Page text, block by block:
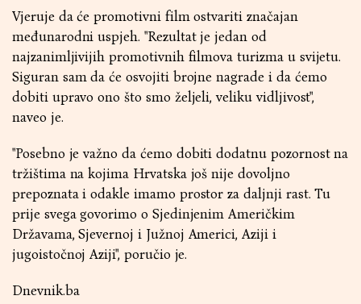
Vjeruje da će promotivni film ostvariti značajan
međunarodni uspjeh. "Rezultat je jedan od
najzanimljivijih promotivnih filmova turizma u svijetu.
Siguran sam da će osvojiti brojne nagrade i da ćemo
dobiti upravo ono što smo željeli, veliku vidljivost",
naveo je.
"Posebno je važno da ćemo dobiti dodatnu pozornost na
tržištima na kojima Hrvatska još nije dovoljno
prepoznata i odakle imamo prostor za daljnji rast. Tu
prije svega govorimo o Sjedinjenim Američkim
Državama, Sjevernoj i Južnoj Americi, Aziji i
jugoistočnoj Aziji", poručio je.
Dnevnik.ba